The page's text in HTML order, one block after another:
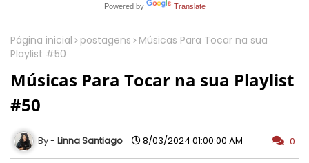
Powered by Translate
Página inicial postagens
Músicas Para Tocar na sua
Playlist #50
Músicas Para Tocar na sua Playlist
#50
Linna Santiago 8/03/2024 01:00:00 AM 0